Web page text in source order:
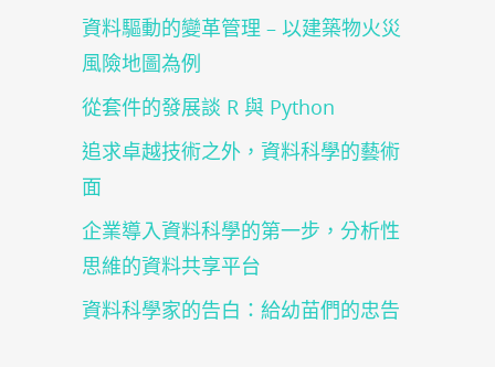
資料驅動的變革管理 – 以建築物火災
風險地圖為例
從套件的發展談 R 與 Python
追求卓越技術之外，資料科學的藝術
面
企業導入資料科學的第一步，分析性
思維的資料共享平台
資料科學家的告白：給幼苗們的忠告